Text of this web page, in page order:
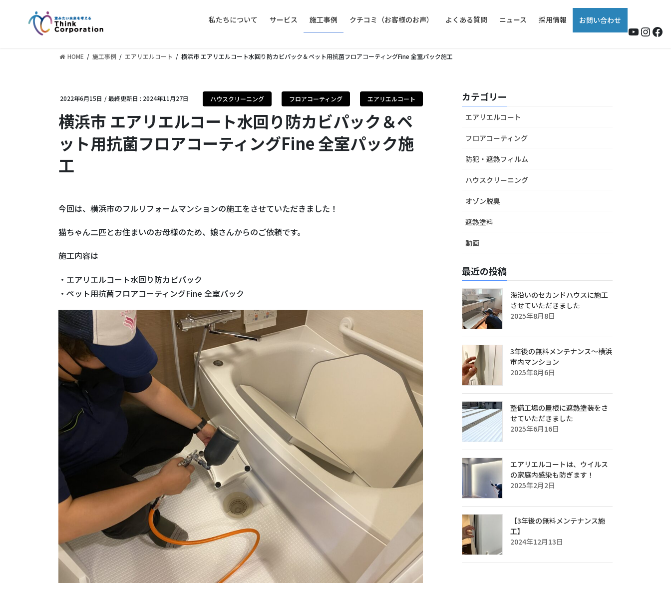
私たちについて サービス 施工事例 クチコミ（お客様のお声） よくある質問 ニュース 採用情報 お問い合わせ
HOME 施工事例 エアリエルコート 横浜市 エアリエルコート水回り防カビパック＆ペット用抗菌フロアコーティングFine 全室パック施工
2022年6月15日 / 最終更新日 : 2024年11月27日 エアリエルコート
フロアコーティング
ハウスクリーニング
横浜市 エアリエルコート水回り防カビパック＆ペ
ット用抗菌フロアコーティングFine 全室パック施
工
今回は、横浜市のフルリフォームマンションの施工をさせていただきました！
猫ちゃん二匹とお住まいのお母様のため、娘さんからのご依頼です。
施工内容は
・エアリエルコート水回り防カビパック
・ペット用抗菌フロアコーティングFine 全室パック
カテゴリー
エアリエルコート
フロアコーティング
防犯・遮熱フィルム
ハウスクリーニング
オゾン脱臭
遮熱塗料
動画
最近の投稿
海沿いのセカンドハウスに施工
させていただきました
2025年8月8日
3年後の無料メンテナンス～横浜
市内マンション
2025年8月6日
整備工場の屋根に遮熱塗装をさ
せていただきました
2025年6月16日
エアリエルコートは、ウイルス
の家庭内感染も防ぎます！
2025年2月2日
【3年後の無料メンテナンス施
工】
2024年12月13日